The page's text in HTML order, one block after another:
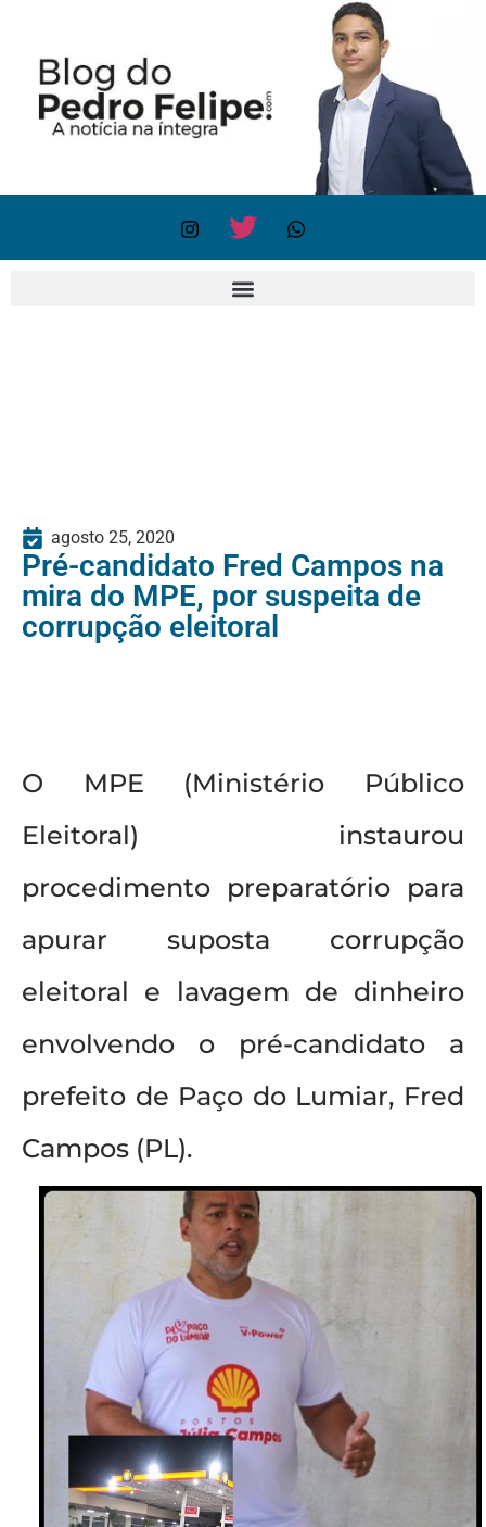
agosto 25, 2020
Pré-candidato Fred Campos na
mira do MPE, por suspeita de
corrupção eleitoral
O MPE (Ministério Público
Eleitoral) instaurou
procedimento preparatório para
apurar suposta corrupção
eleitoral e lavagem de dinheiro
envolvendo o pré-candidato a
prefeito de Paço do Lumiar, Fred
Campos (PL).